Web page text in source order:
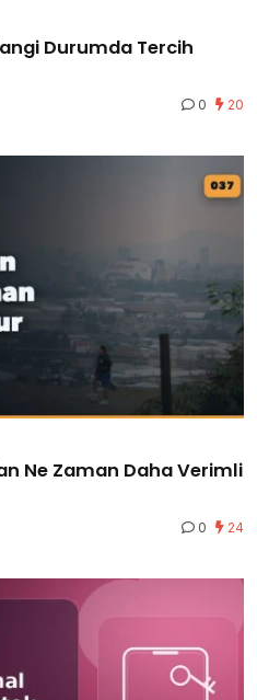
Durumda Tercih
0 20
Ne Zaman Daha Verimli
0 24